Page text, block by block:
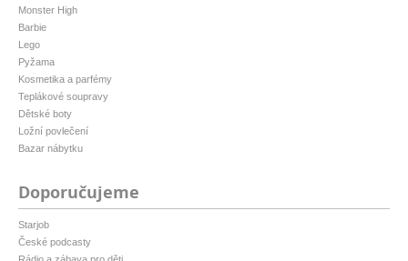
Monster High
Barbie
Lego
Pyžama
Kosmetika a parfémy
Teplákové soupravy
Dětské boty
Ložní povlečení
Bazar nábytku
Doporučujeme
Starjob
České podcasty